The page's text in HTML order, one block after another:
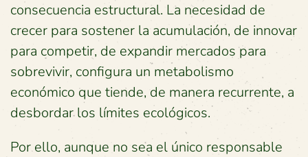
consecuencia estructural. La necesidad de
crecer para sostener la acumulación, de innovar
para competir, de expandir mercados para
sobrevivir, configura un metabolismo
económico que tiende, de manera recurrente, a
desbordar los límites ecológicos.
Por ello, aunque no sea el único responsable